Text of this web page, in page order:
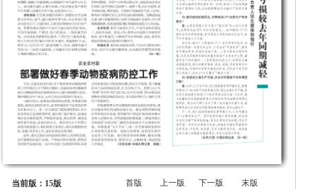
当前版：15版 首版 上一版 下一版 末版